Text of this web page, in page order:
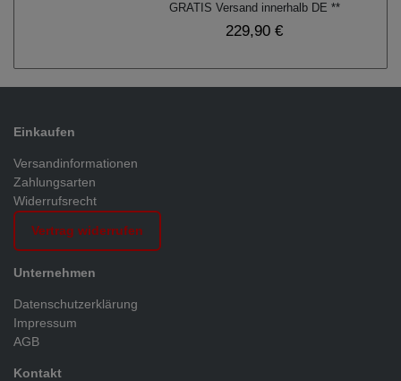
GRATIS Versand innerhalb DE **
229,90 €
Einkaufen
Versandinformationen
Zahlungsarten
Widerrufsrecht
Vertrag widerrufen
Unternehmen
Datenschutzerklärung
Impressum
AGB
Kontakt